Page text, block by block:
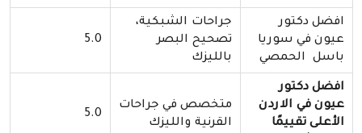
افضل دكتور
عيون في سوريا
باسل الحمصي
جراحات الشبكية،
تصحيح البصر
بالليزك
5.0
افضل دكتور
عيون في الاردن
الأعلى تقييمًا
متخصص في جراحات
القرنية والليزك
5.0